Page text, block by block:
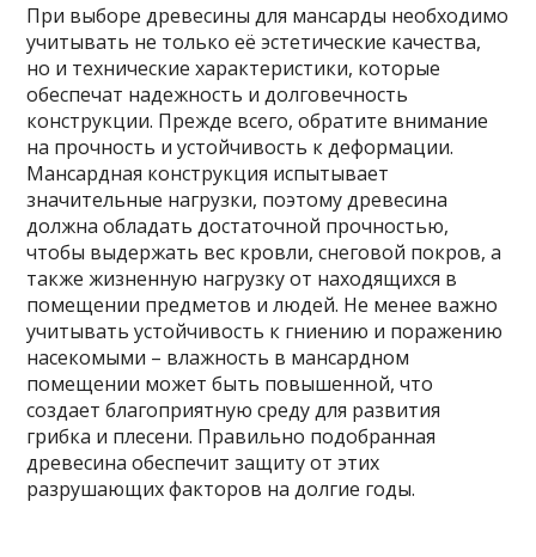
При выборе древесины для мансарды необходимо
учитывать не только её эстетические качества,
но и технические характеристики, которые
обеспечат надежность и долговечность
конструкции. Прежде всего, обратите внимание
на прочность и устойчивость к деформации.
Мансардная конструкция испытывает
значительные нагрузки, поэтому древесина
должна обладать достаточной прочностью,
чтобы выдержать вес кровли, снеговой покров, а
также жизненную нагрузку от находящихся в
помещении предметов и людей. Не менее важно
учитывать устойчивость к гниению и поражению
насекомыми – влажность в мансардном
помещении может быть повышенной, что
создает благоприятную среду для развития
грибка и плесени. Правильно подобранная
древесина обеспечит защиту от этих
разрушающих факторов на долгие годы.